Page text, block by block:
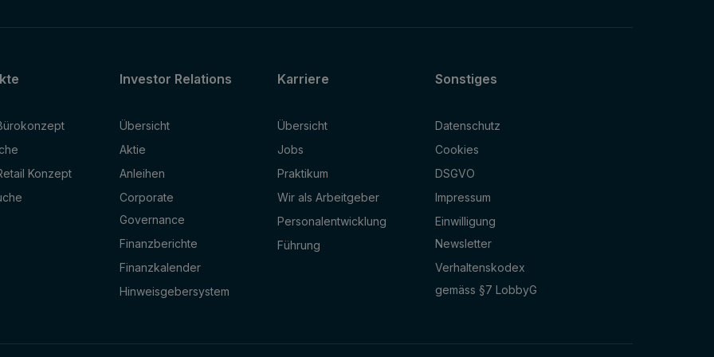
Konzept
Investor Relations
Übersicht
Aktie
Anleihen
Corporate
Governance
Finanzberichte
Finanzkalender
Hinweisgebersystem
Karriere
Übersicht
Jobs
Praktikum
Wir als Arbeitgeber
Personalentwicklung
Führung
Sonstiges
Datenschutz
Cookies
DSGVO
Impressum
Einwilligung
Newsletter
Verhaltenskodex
gemäss §7 LobbyG